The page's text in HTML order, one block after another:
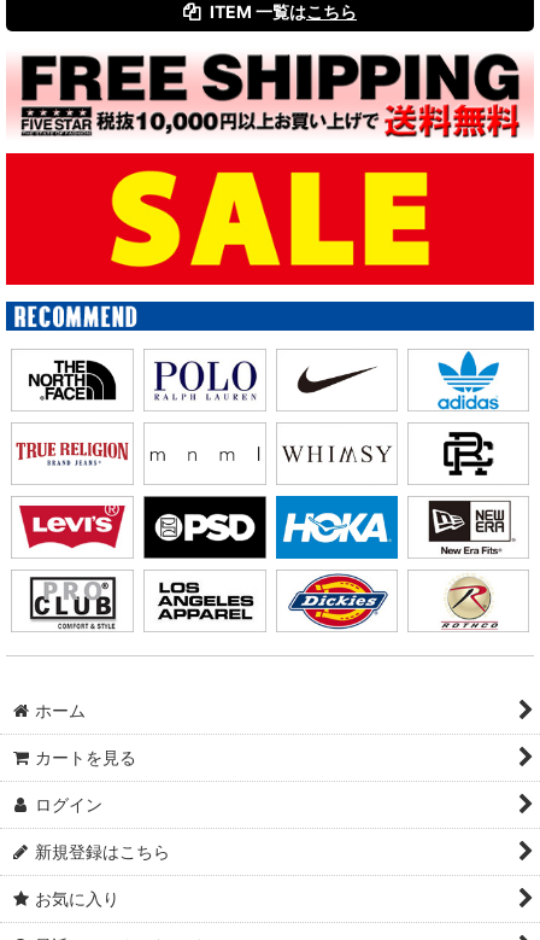
ITEM 一覧はこちら
ホーム
カートを見る
ログイン
新規登録はこちら
お気に入り